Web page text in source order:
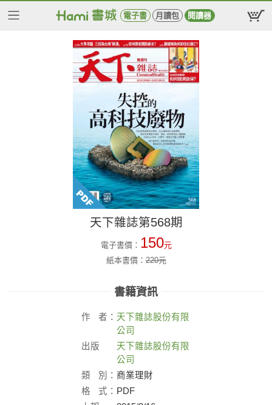
電子書 月讀包 閱讀器
天下雜誌第568期
電子書價： 150元
紙本書價：220元
書籍資訊
作 者： 天下雜誌股份有限
公司
出版
天下雜誌股份有限
公司
類
別： 商業理財
格
式： PDF